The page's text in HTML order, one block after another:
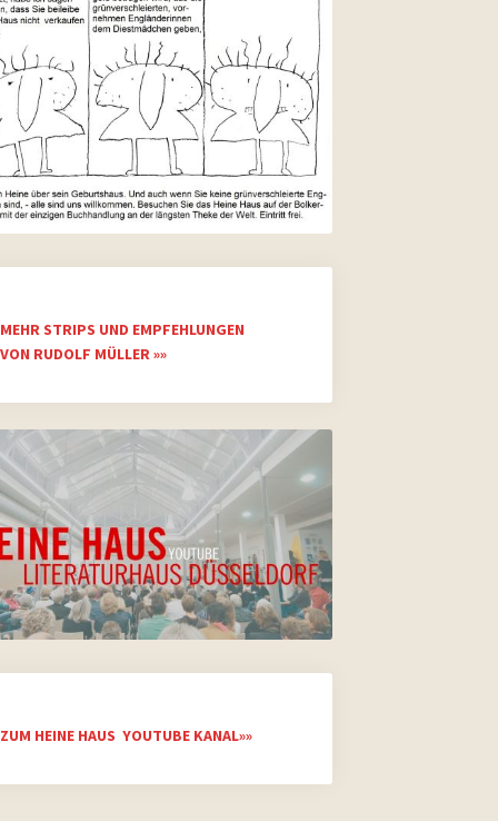
MEHR STRIPS UND EMPFEHLUNGEN
VON RUDOLF MÜLLER »»
ZUM HEINE HAUS YOUTUBE KANAL»»